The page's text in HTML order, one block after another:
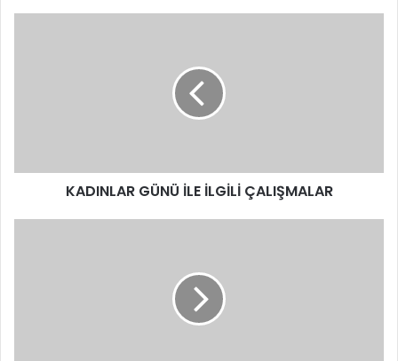
KADINLAR GÜNÜ İLE İLGİLİ ÇALIŞMALAR